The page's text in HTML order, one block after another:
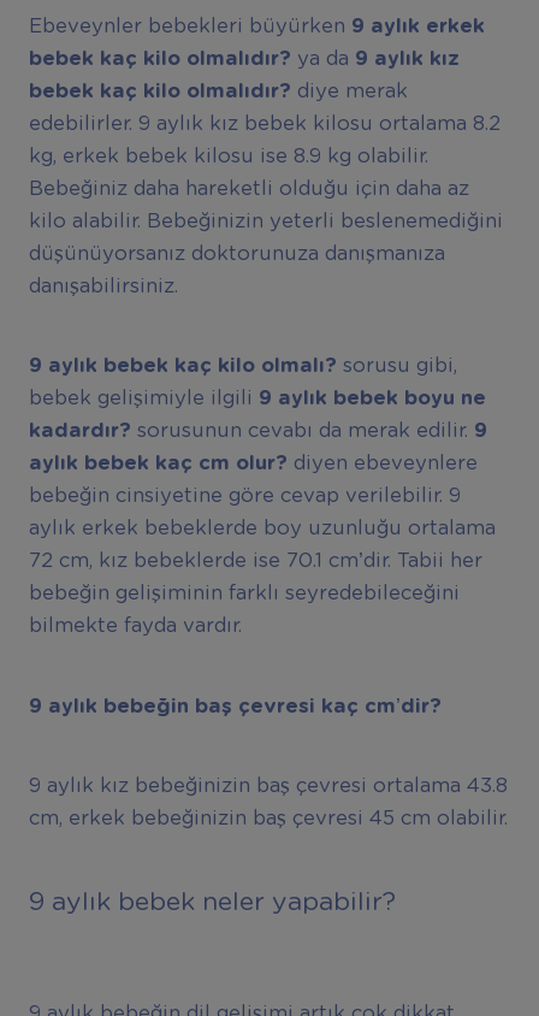
Ebeveynler bebekleri büyürken 9 ayl ı k erkek
bebek kaç kilo olmal ıd ır? ya da 9 ayl ı k kız
bebek kaç kilo olmal ıd ır? diye merak
edebilirler. 9 aylık kız bebek kilosu ortalama 8.2
kg, erkek bebek kilosu ise 8.9 kg olabilir.
Bebeğiniz daha hareketli olduğu için daha az
kilo alabilir. Bebeğinizin yeterli beslenemediğini
düşünüyorsanız doktorunuza danışmanıza
danışabilirsiniz.
9 ayl ık bebek kaç kilo olmal ı? sorusu gibi,
bebek gelişimiyle ilgili 9 ayl ık bebek boyu ne
kadard ır? sorusunun cevabı da merak edilir. 9
ayl ık bebek kaç cm olur? diyen ebeveynlere
bebeğin cinsiyetine göre cevap verilebilir. 9
aylık erkek bebeklerde boy uzunluğu ortalama
72 cm, kız bebeklerde ise 70.1 cm’dir. Tabii her
bebeğin gelişiminin farklı seyredebileceğini
bilmekte fayda vardır.
9 ayl ı k bebeğin baş çevresi kaç cm’dir?
9 aylık kız bebeğinizin baş çevresi ortalama 43.8
cm, erkek bebeğinizin baş çevresi 45 cm olabilir.
9 aylık bebek neler yapabilir?